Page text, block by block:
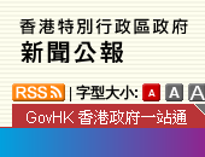
字型大小: